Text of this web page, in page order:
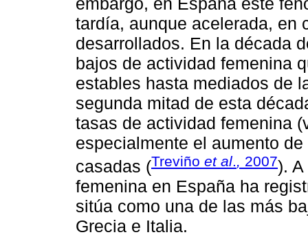
tardía, aunque acelerada, en
desarrollados. En la década
bajos de actividad femenina
estables hasta mediados de
segunda mitad de esta
tasas de actividad femenina
especialmente el aumento
casadas (Treviño et al., 2007).
femenina en España ha
sitúa como una de las más
Grecia e Italia.